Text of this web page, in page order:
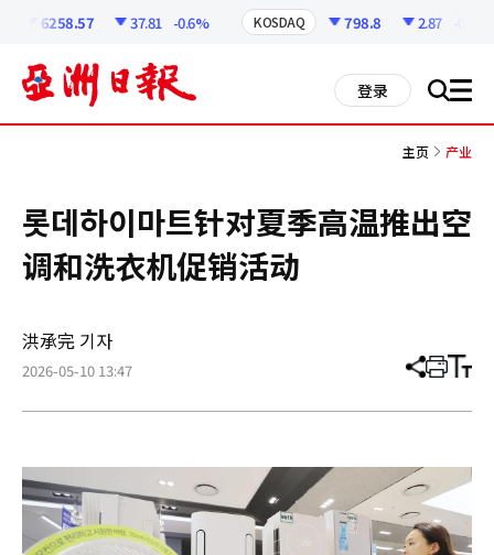
6258.57 37.81 -0.6% KOSDAQ 798.8 2.87 -0.36%
登录 搜 all
主页 产业
롯데하이마트针对夏季高温推出空
调和洗衣机促销活动
洪承完 기자
2026-05-10 13:47 分
章
打 调
小